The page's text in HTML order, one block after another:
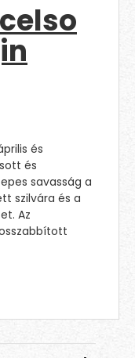
és
és
savasság a
szilvára és a
Az